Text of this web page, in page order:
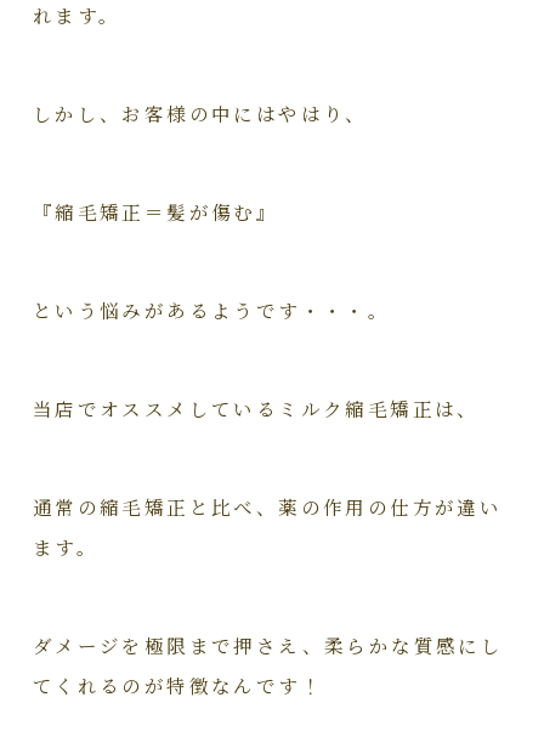
れます。
しかし、お客様の中にはやはり、
『縮毛矯正＝髪が傷む』
という悩みがあるようです・・・。
当店でオススメしているミルク縮毛矯正は、
通常の縮毛矯正と比べ、薬の作用の仕方が違い
ます。
ダメージを極限まで押さえ、柔らかな質感にし
てくれるのが特徴なんです！